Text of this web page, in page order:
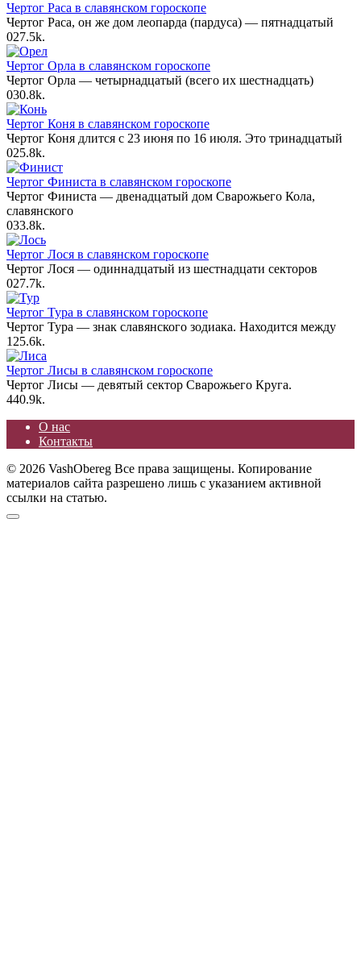
Чертог Раса в славянском гороскопе
Чертог Раса, он же дом леопарда (пардуса) — пятнадцатый
027.5k.
Чертог Орла в славянском гороскопе
Чертог Орла — четырнадцатый (всего их шестнадцать)
030.8k.
Чертог Коня в славянском гороскопе
Чертог Коня длится с 23 июня по 16 июля. Это тринадцатый
025.8k.
Чертог Финиста в славянском гороскопе
Чертог Финиста — двенадцатый дом Сварожьего Кола,
славянского
033.8k.
Чертог Лося в славянском гороскопе
Чертог Лося — одиннадцатый из шестнадцати секторов
027.7k.
Чертог Тура в славянском гороскопе
Чертог Тура — знак славянского зодиака. Находится между
1 25.6k.
Чертог Лисы в славянском гороскопе
Чертог Лисы — девятый сектор Сварожьего Круга.
440.9k.
О нас
Контакты
© 2026 VashObereg Все права защищены. Копирование
материалов сайта разрешено лишь с указанием активной
ссылки на статью.